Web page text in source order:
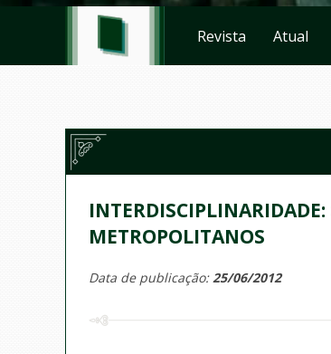
Revista Atual
METROPOLITANOS
Data de publicação:25/06/2012